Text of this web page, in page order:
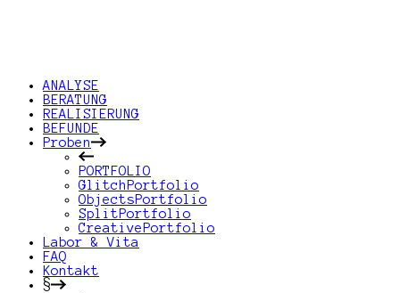
ANALYSE
BERATUNG
REALISIERUNG
BEFUNDE
Proben
PORTFOLIO
GlitchPortfolio
ObjectsPortfolio
SplitPortfolio
CreativePortfolio
Labor & Vita
FAQ
Kontakt
§